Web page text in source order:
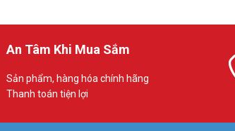
kiểm soát của phụ huynh, Mạng khách, QoS,
An Tâm Khi Mua Sắm
Sản phẩm, hàng hóa chính hãng
Thanh toán tiện lợi